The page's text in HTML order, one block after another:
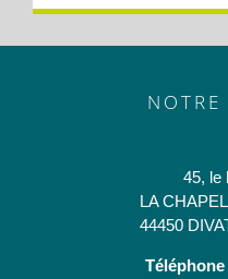
NOTRE
45, le
LA
44450
Téléphone